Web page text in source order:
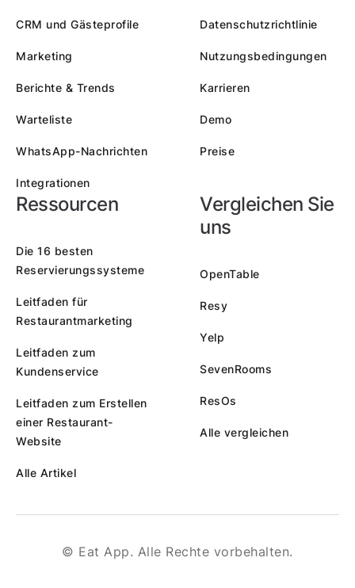
CRM und Gästeprofile
Marketing
Berichte & Trends
Warteliste
WhatsApp-Nachrichten
Integrationen
Datenschutzrichtlinie
Nutzungsbedingungen
Karrieren
Demo
Preise
Ressourcen
Die 16 besten
Reservierungssysteme
Leitfaden für
Restaurantmarketing
Leitfaden zum
Kundenservice
Leitfaden zum Erstellen
einer Restaurant-
Website
Alle Artikel
Vergleichen Sie
uns
OpenTable
Resy
Yelp
SevenRooms
ResOs
Alle vergleichen
© Eat App. Alle Rechte vorbehalten.